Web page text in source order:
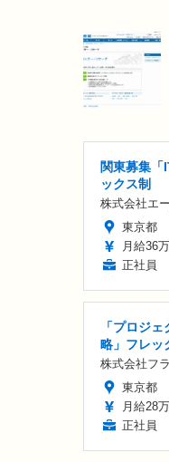
関東募集「
ックス制
株式会社エ
東京都
月給36
正社員
「プロジ
略」フレッ
株式会社フ
東京都
月給28
正社員